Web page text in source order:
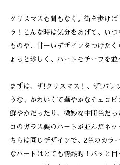
クリスマスも間もなく。街を歩け
ラ！こんな時は気分をあげて、い
ものや、甘ーいデザインをつけた
ょっと珍しく、ハートモチーフを並
まずは、ザ!クリスマス！、ザ!バレ
うな、かわいくて華やかなチェコビ
鮮やかだったり、微妙な中間色だ
コのガラス製のハートが並んだネ
ちらは同じデザインで、2色のカラ
なハートはとても情熱的！パッと